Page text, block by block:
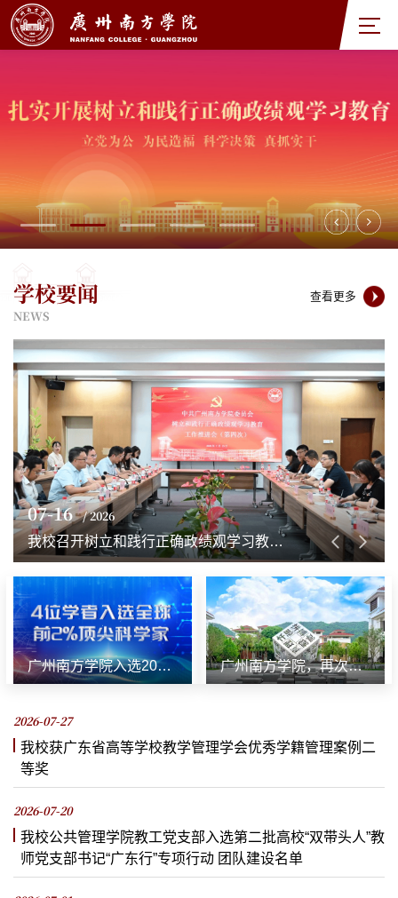
学校要闻
NEWS
查看更多
07-16 / 2026
我校召开树立和践行正确政绩观学习教育第四次工作推进会
广州南方学院入选2025年度全球前2%顶尖科学家榜单！人数创新高 广州南方学院，再次位列全国第一！
2026-07-27
我校获‌广东省高等学校教学管理学会优秀学籍管理案例二
等奖
2026-07-20
我校公共管理学院教工党支部入选第二批高校“双带头人”教
师党支部书记“广东行”专项行动 团队建设名单